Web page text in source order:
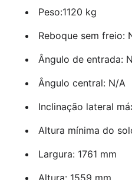
Peso:1120 kg
Reboque sem freio:
Ângulo de entrada:
Ângulo central: N/A
Inclinação lateral
Altura mínima do
Largura: 1761 mm
Altura: 1559 mm